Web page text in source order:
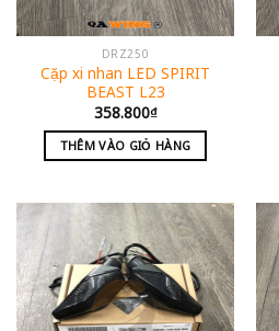
DRZ250
Cặp xi nhan LED SPIRIT
BEAST L23
358.800₫
THÊM VÀO GIỎ HÀNG